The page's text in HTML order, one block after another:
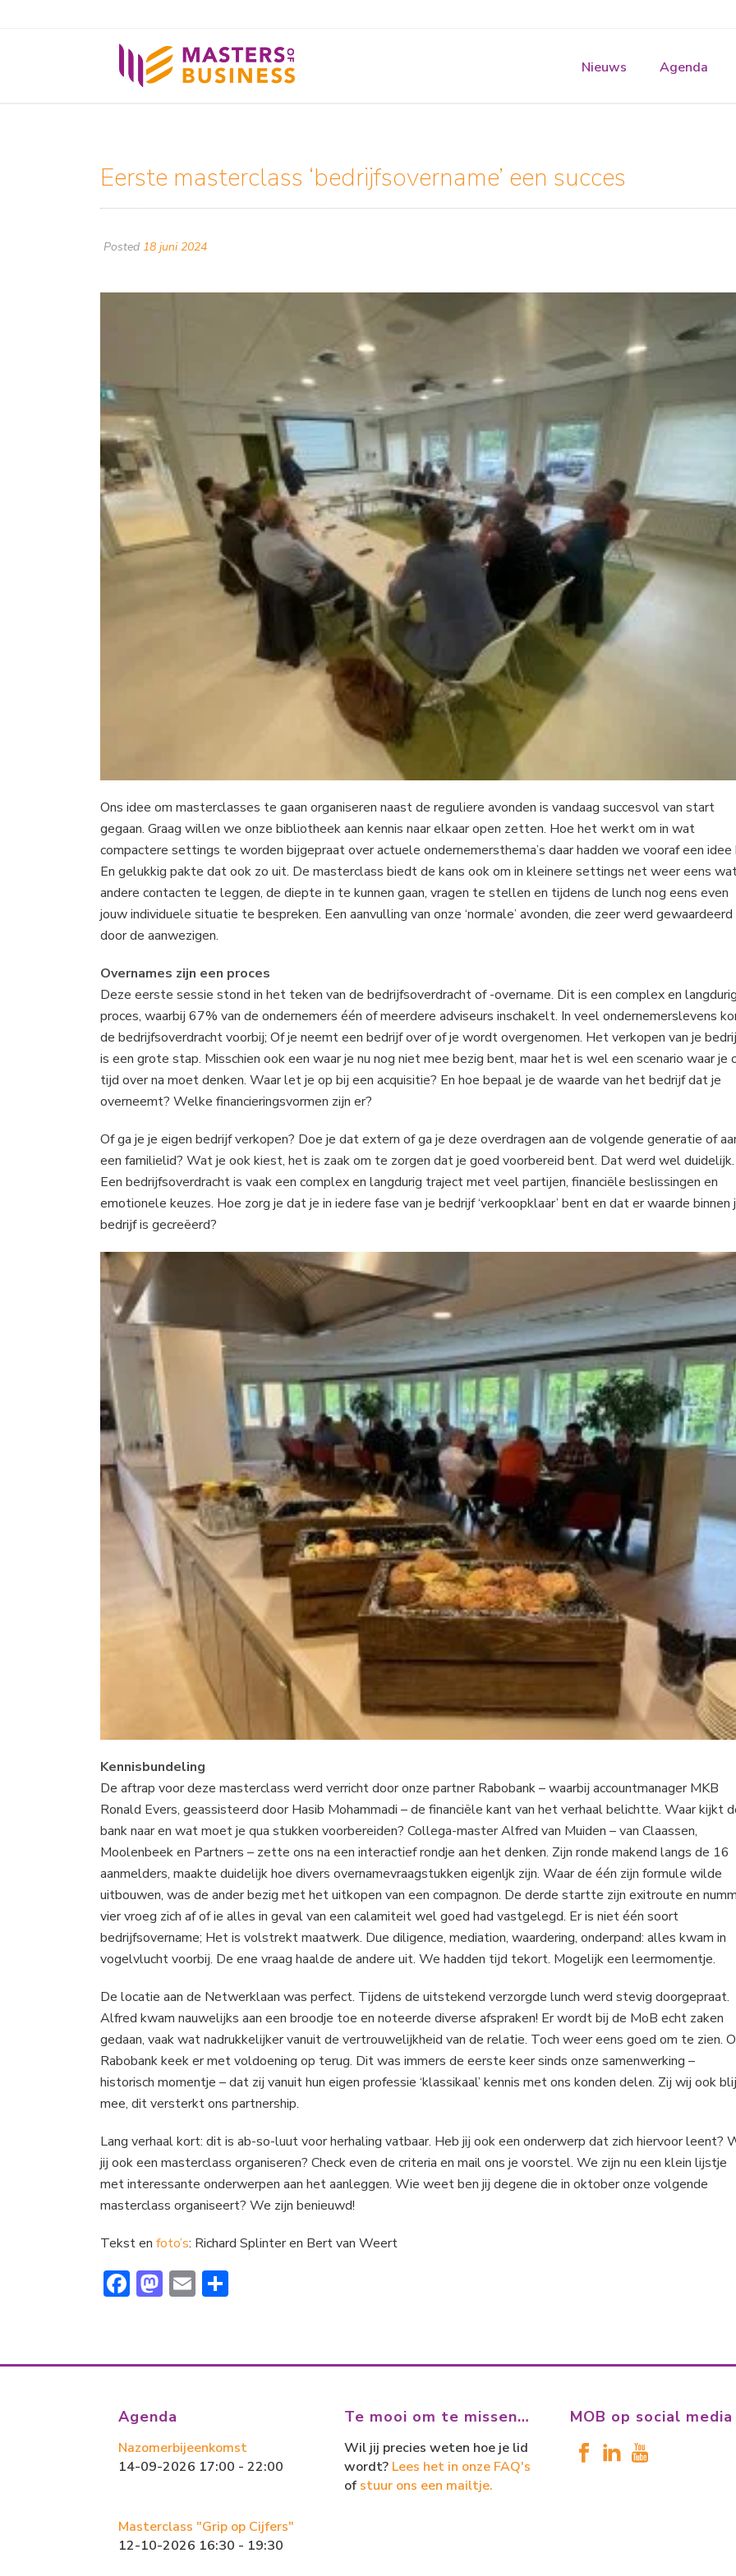
Nieuws Agenda
Eerste masterclass ‘bedrijfsovername’ een succes
Posted 18 juni 2024
Ons idee om masterclasses te gaan organiseren naast de reguliere avonden is vandaag succesvol van start
gegaan. Graag willen we onze bibliotheek aan kennis naar elkaar open zetten. Hoe het werkt om in wat
compactere settings te worden bijgepraat over actuele ondernemersthema’s daar hadden we vooraf een idee
En gelukkig pakte dat ook zo uit. De masterclass biedt de kans ook om in kleinere settings net weer eens
andere contacten te leggen, de diepte in te kunnen gaan, vragen te stellen en tijdens de lunch nog eens even
jouw individuele situatie te bespreken. Een aanvulling van onze ‘normale’ avonden, die zeer werd gewaardeerd
door de aanwezigen.
Overnames zijn een proces
Deze eerste sessie stond in het teken van de bedrijfsoverdracht of -overname. Dit is een complex en
proces, waarbij 67% van de ondernemers één of meerdere adviseurs inschakelt. In veel ondernemerslevens
de bedrijfsoverdracht voorbij; Of je neemt een bedrijf over of je wordt overgenomen. Het verkopen van je
is een grote stap. Misschien ook een waar je nu nog niet mee bezig bent, maar het is wel een scenario waar je
tijd over na moet denken. Waar let je op bij een acquisitie? En hoe bepaal je de waarde van het bedrijf dat je
overneemt? Welke financieringsvormen zijn er?
Of ga je je eigen bedrijf verkopen? Doe je dat extern of ga je deze overdragen aan de volgende generatie of
een familielid? Wat je ook kiest, het is zaak om te zorgen dat je goed voorbereid bent. Dat werd wel duidelijk.
Een bedrijfsoverdracht is vaak een complex en langdurig traject met veel partijen, financiële beslissingen en
emotionele keuzes. Hoe zorg je dat je in iedere fase van je bedrijf ‘verkoopklaar’ bent en dat er waarde binnen
bedrijf is gecreëerd?
Kennisbundeling
De aftrap voor deze masterclass werd verricht door onze partner Rabobank – waarbij accountmanager MKB
Ronald Evers, geassisteerd door Hasib Mohammadi – de financiële kant van het verhaal belichtte. Waar kijkt
bank naar en wat moet je qua stukken voorbereiden? Collega-master Alfred van Muiden – van Claassen,
Moolenbeek en Partners – zette ons na een interactief rondje aan het denken. Zijn ronde makend langs de 16
aanmelders, maakte duidelijk hoe divers overnamevraagstukken eigenljk zijn. Waar de één zijn formule wilde
uitbouwen, was de ander bezig met het uitkopen van een compagnon. De derde startte zijn exitroute en
vier vroeg zich af of ie alles in geval van een calamiteit wel goed had vastgelegd. Er is niet één soort
bedrijfsovername; Het is volstrekt maatwerk. Due diligence, mediation, waardering, onderpand: alles kwam in
vogelvlucht voorbij. De ene vraag haalde de andere uit. We hadden tijd tekort. Mogelijk een leermomentje.
De locatie aan de Netwerklaan was perfect. Tijdens de uitstekend verzorgde lunch werd stevig doorgepraat.
Alfred kwam nauwelijks aan een broodje toe en noteerde diverse afspraken! Er wordt bij de MoB echt zaken
gedaan, vaak wat nadrukkelijker vanuit de vertrouwelijkheid van de relatie. Toch weer eens goed om te zien.
Rabobank keek er met voldoening op terug. Dit was immers de eerste keer sinds onze samenwerking –
historisch momentje – dat zij vanuit hun eigen professie ‘klassikaal’ kennis met ons konden delen. Zij wij ook blij
mee, dit versterkt ons partnership.
Lang verhaal kort: dit is ab-so-luut voor herhaling vatbaar. Heb jij ook een onderwerp dat zich hiervoor leent?
jij ook een masterclass organiseren? Check even de criteria en mail ons je voorstel. We zijn nu een klein lijstje
met interessante onderwerpen aan het aanleggen. Wie weet ben jij degene die in oktober onze volgende
masterclass organiseert? We zijn benieuwd!
Tekst en foto’s: Richard Splinter en Bert van Weert
F
b
ok
M
o
o
n
E
l n
Agenda
Nazomerbijeenkomst
14-09-2026 17:00 - 22:00
Masterclass "Grip op Cijfers"
12-10-2026 16:30 - 19:30
Te mooi om te missen…
Wil jij precies weten hoe je lid
wordt? Lees het in onze FAQ's
of stuur ons een mailtje.
MOB op social media